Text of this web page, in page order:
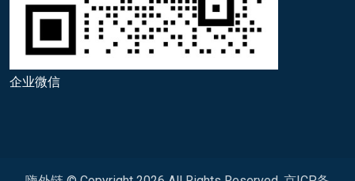
企业微信